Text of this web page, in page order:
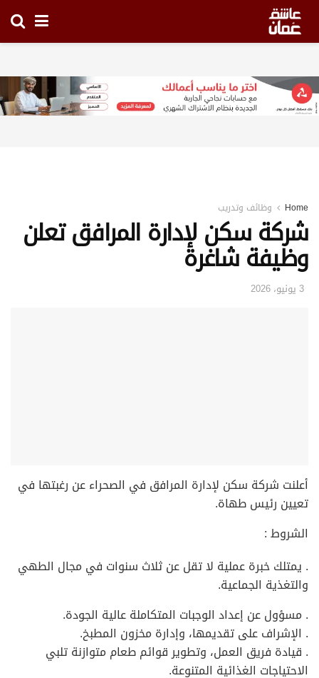
Home وظائف وتدريب
شركة سكن لإدارة المرافق تعلن
وظيفة شاغرة
3 يونيو، 2026
أعلنت شركة سكن لإدارة المرافق في الصحراء عن رغبتها في
تعيين رئيس طهاة.
الشروط :
. يمتلك خبرة عملية لا تقل عن ثلاث سنوات في مجال الطهي
والتغذية الجماعية.
. مسؤول عن إعداد الوجبات المتكاملة عالية الجودة.
. الإشراف على تقديمها، وإدارة مخزون المطبخ.
. قيادة فريق العمل، وتطوير قوائم طعام متوازنة تلبي
الاحتياجات الغذائية المتنوعة.